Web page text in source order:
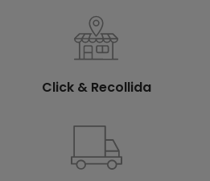
Click & Recollida